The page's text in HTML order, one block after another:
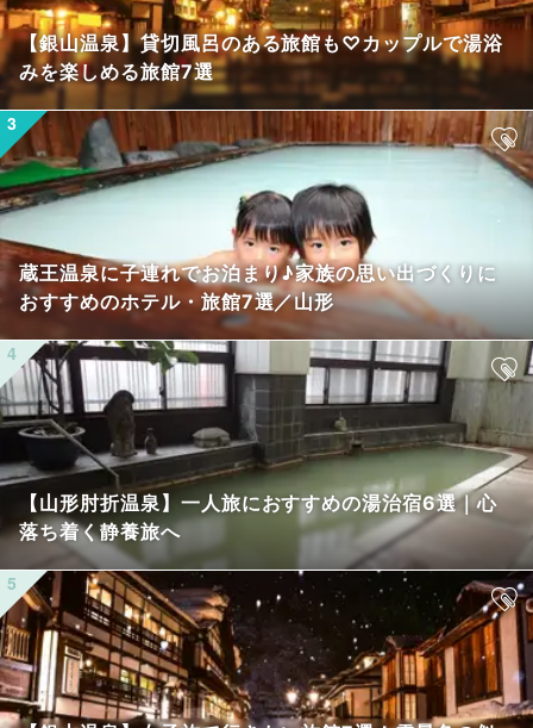
【銀山温泉】貸切風呂のある旅館も♡カップルで湯浴
みを楽しめる旅館7選
蔵王温泉に子連れでお泊まり♪家族の思い出づくりに
おすすめのホテル・旅館7選／山形
【山形肘折温泉】一人旅におすすめの湯治宿6選｜心
落ち着く静養旅へ